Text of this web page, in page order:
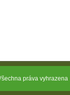
práva vyhrazena